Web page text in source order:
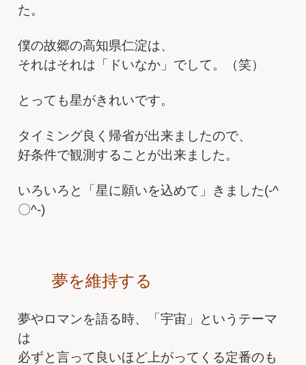
た。
僕の故郷の高知県仁淀は、
それはそれは「ドいなか」でして。（笑）
とっても星がきれいです。
タイミング良く帰省が出来ましたので、
好条件で観測することが出来ました。
いろいろと「星に願いを込めて」きました(-^
〇^-)
夢を維持する
夢やロマンを語る時、「宇宙」というテーマ
は
必ずと言って良いほど上がってくる定番のも